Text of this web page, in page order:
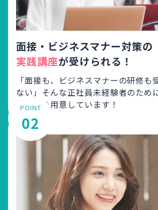
面接・ビジネスマナー対策の
実践講座が受けられる！
「面接も、ビジネスマナーの研修も
ない」 そんな正社員未経験者のため
践講座を用意しています！
POINT
02